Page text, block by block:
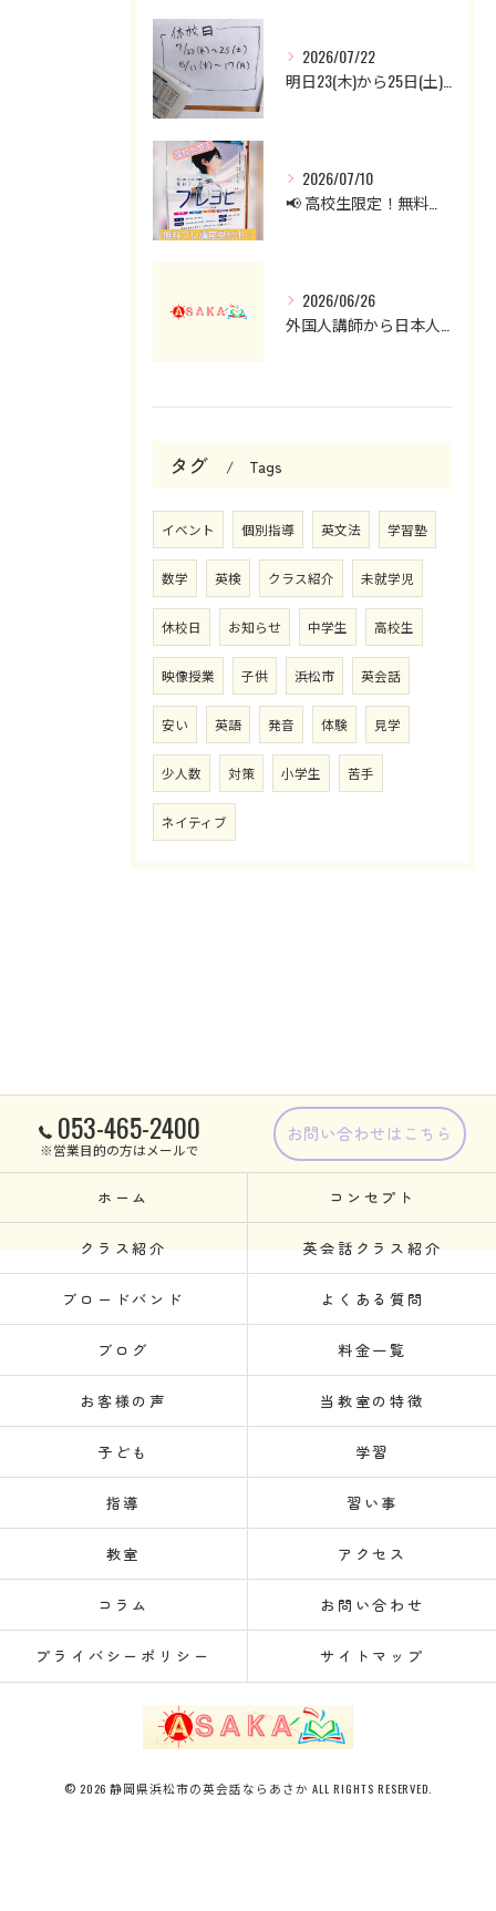
2026/07/22
2026/07/10
2026/06/26
タグ Tags
イベント 個別指導 英文法 学習塾
数学 英検 クラス紹介 未就学児
休校日 お知らせ 中学生 高校生
映像授業 子供 浜松市 英会話
安い 英語 発音 体験 見学
少人数 対策 小学生 苦手
ネイティブ
053-465-2400
※営業目的の方はメールで
お問い合わせはこちら
ホーム コンセプト
クラス紹介 英会話クラス紹介
ブロードバンド よくある質問
ブログ 料金一覧
お客様の声 当教室の特徴
子ども 学習
指導 習い事
教室 アクセス
コラム お問い合わせ
プライバシーポリシー サイトマップ
© 2026 静岡県浜松市の英会話ならあさか ALL RIGHTS RESERVED.